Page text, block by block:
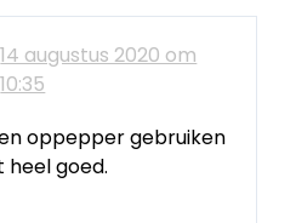
14 augustus 2020 om
10:35
oppepper gebruiken
heel goed.